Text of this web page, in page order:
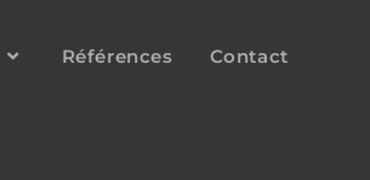
Références Contact